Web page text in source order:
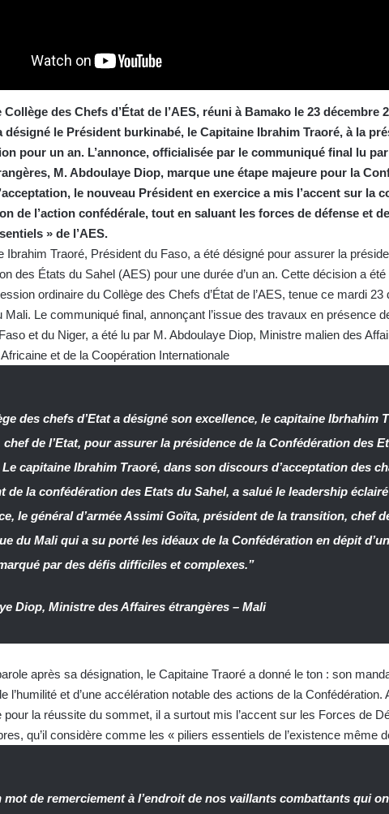
des Chefs d’État de l’AES, réuni à Bamako le 23 décembre
désigné le Président burkinabé, le Capitaine Ibrahim Traoré, à la
pour un an. L’annonce, officialisée par le communiqué final lu
M. Abdoulaye Diop, marque une étape majeure pour la
le nouveau Président en exercice a mis l’accent sur la
de l’action confédérale, tout en saluant les forces de défense et
» de l’AES.
Ibrahim Traoré, Président du Faso, a été désigné pour assurer la
des États du Sahel (AES) pour une durée d’un an. Cette décision a été
ordinaire du Collège des Chefs d’État de l’AES, tenue ce mardi 23
Mali. Le communiqué final, annonçant l’issue des travaux en présence
et du Niger, a été lu par M. Abdoulaye Diop, Ministre malien des
Africaine et de la Coopération Internationale
des chefs d’Etat a désigné son excellence, le capitaine Ibrhahim
chef de l’Etat, pour assurer la présidence de la Confédération des
capitaine Ibrahim Traoré, dans son discours d’acceptation des
de la confédération des Etats du Sahel, a salué le leadership
le général d’armée Assimi Goïta, président de la transition, chef
du Mali qui a su porté les idéaux de la Confédération en dépit
par des défis difficiles et complexes.”
Diop, Ministre des Affaires étrangères – Mali
après sa désignation, le Capitaine Traoré a donné le ton : son
l’humilité et d’une accélération notable des actions de la
pour la réussite du sommet, il a surtout mis l’accent sur les Forces de
qu’il considère comme les « piliers essentiels de l’existence même
mot de remerciement à l’endroit de nos vaillants combattants qui